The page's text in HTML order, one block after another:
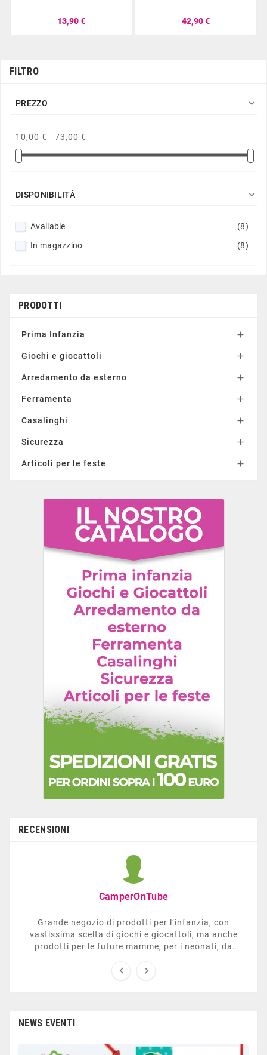
13,90 € 42,90 €
FILTRO
PREZZO 
10,00 € - 73,00 €
DISPONIBILITÀ 
Available
(8)
In magazzino
(8)
PRODOTTI
Prima Infanzia 
Giochi e giocattoli 
Arredamento da esterno 
Ferramenta 
Casalinghi 
Sicurezza 
Articoli per le feste 
RECENSIONI
CamperOnTube
Grande negozio di prodotti per l’infanzia, con
vastissima scelta di giochi e giocattoli, ma anche
prodotti per le future mamme, per i neonati, da
sezione dedicata all’arredo giardino, giochi all’aperto,
 
NEWS EVENTI